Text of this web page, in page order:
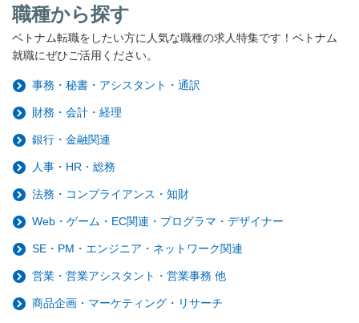
職種から探す
ベトナム転職をしたい方に人気な職種の求人特集です！ベトナム
就職にぜひご活用ください。
事務・秘書・アシスタント・通訳
財務・会計・経理
銀行・金融関連
人事・HR・総務
法務・コンプライアンス・知財
Web・ゲーム・EC関連・プログラマ・デザイナー
SE・PM・エンジニア・ネットワーク関連
営業・営業アシスタント・営業事務 他
商品企画・マーケティング・リサーチ